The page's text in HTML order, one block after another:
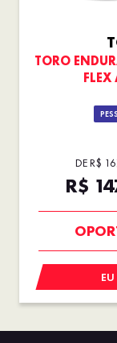
TORO
DE R$
R$